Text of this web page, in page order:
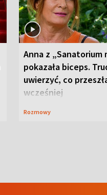
Anna z „Sanatorium
pokazała biceps.
uwierzyć, co
wcześniej
Rozmowy